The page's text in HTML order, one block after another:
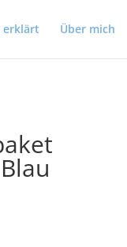
erklärt Über mich